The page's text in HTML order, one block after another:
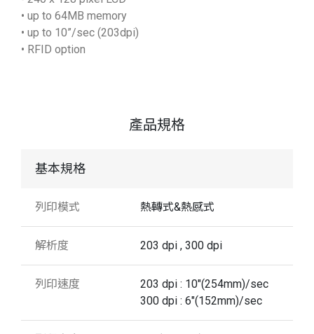
• up to 64MB memory
• up to 10”/sec (203dpi)
• RFID option
產品規格
基本規格
列印模式 熱轉式&熱感式
解析度 203 dpi , 300 dpi
列印速度
203 dpi : 10"(254mm)/sec
300 dpi : 6"(152mm)/sec